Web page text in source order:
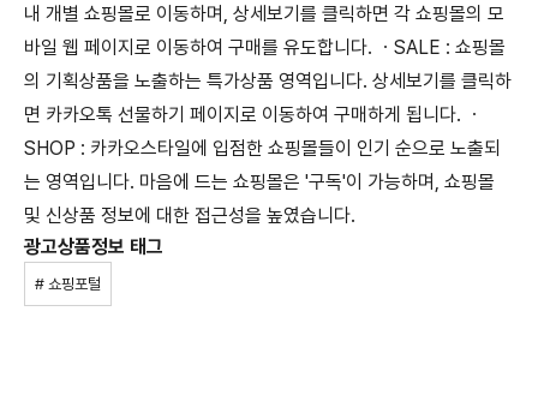
내 개별 쇼핑몰로 이동하며, 상세보기를 클릭하면 각 쇼핑몰의 모
바일 웹 페이지로 이동하여 구매를 유도합니다. ㆍSALE : 쇼핑몰
의 기획상품을 노출하는 특가상품 영역입니다. 상세보기를 클릭하
면 카카오톡 선물하기 페이지로 이동하여 구매하게 됩니다. ㆍ
SHOP : 카카오스타일에 입점한 쇼핑몰들이 인기 순으로 노출되
는 영역입니다. 마음에 드는 쇼핑몰은 '구독'이 가능하며, 쇼핑몰
및 신상품 정보에 대한 접근성을 높였습니다.
광고상품정보 태그
# 쇼핑포털